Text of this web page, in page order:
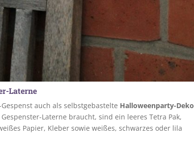
Laterne
auch als selbstgebastelte Halloweenparty-Deko
Laterne braucht, sind ein leeres Tetra Pak,
Papier, Kleber sowie weißes, schwarzes oder lila